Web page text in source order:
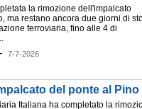
la rimozione dell'impalcato
ma restano ancora due giorni di
ferroviaria, fino alle 4 di
7-7-2026
del ponte al Pino
Italiana ha completato la